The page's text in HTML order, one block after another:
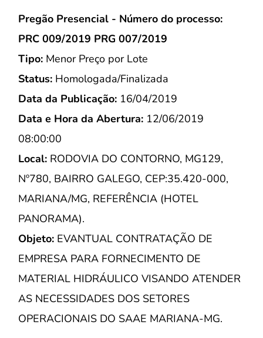
Pregão Presencial - Número do processo:
PRC 009/2019 PRG 007/2019
Tipo: Menor Preço por Lote
Status: Homologada/Finalizada
Data da Publicação: 16/04/2019
Data e Hora da Abertura: 12/06/2019
08:00:00
Local: RODOVIA DO CONTORNO, MG129,
Nº780, BAIRRO GALEGO, CEP:35.420-000,
MARIANA/MG, REFERÊNCIA (HOTEL
PANORAMA).
Objeto: EVANTUAL CONTRATAÇÃO DE
EMPRESA PARA FORNECIMENTO DE
MATERIAL HIDRÁULICO VISANDO ATENDER
AS NECESSIDADES DOS SETORES
OPERACIONAIS DO SAAE MARIANA-MG.